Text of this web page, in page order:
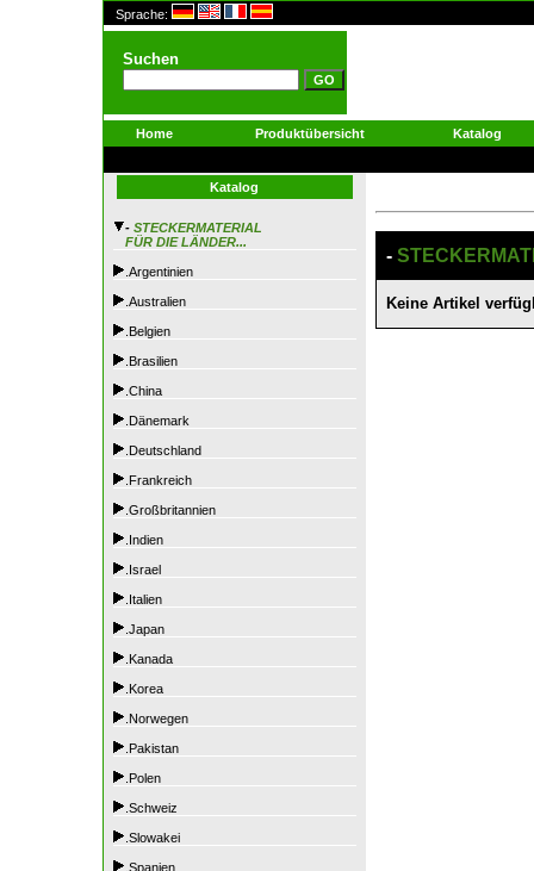
Sprache:
Suchen
Home Produktübersicht Katalog
Katalog
- STECKERMATERIAL
FÜR DIE LÄNDER...
.Argentinien
.Australien
.Belgien
.Brasilien
.China
.Dänemark
.Deutschland
.Frankreich
.Großbritannien
.Indien
.Israel
.Italien
.Japan
.Kanada
.Korea
.Norwegen
.Pakistan
.Polen
.Schweiz
.Slowakei
.Spanien
-
Keine Artikel